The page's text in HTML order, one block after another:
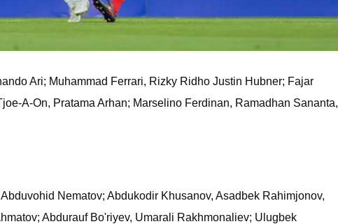
Ari; Muhammad Ferrari, Rizky Ridho Justin Hubner; Fajar
A-On, Pratama Arhan; Marselino Ferdinan, Ramadhan Sananta,
Abduvohid Nematov; Abdukodir Khusanov, Asadbek Rahimjonov,
Abdurauf Bo'riyev, Umarali Rakhmonaliev; Ulugbek